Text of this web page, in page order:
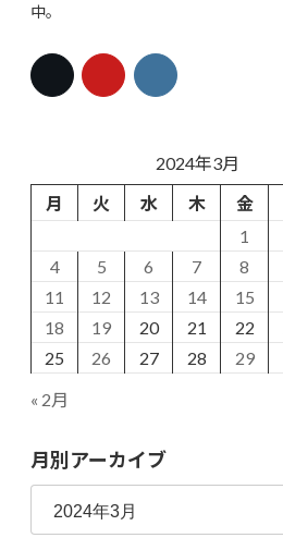
中。
2024年3月
月
火 水 木 金
1
4
5 6 7 8
11
12 13 14 15
18
19 20 21 22
25
26 27 28 29
« 2月
月別アーカイブ